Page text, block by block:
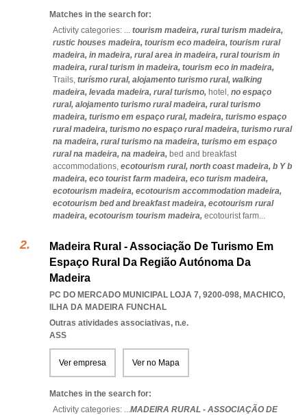
Matches in the search for:
Activity categories: ... tourism madeira, rural turism madeira,
rustic houses madeira, tourism eco madeira, tourism rural
madeira, in madeira, rural area in madeira, rural tourism in
madeira, rural turism in madeira, tourism eco in madeira,
Trails, turísmo rural, alojamento turismo rural, walking
madeira, levada madeira, rural turismo, hotel, no espaço
rural, alojamento turismo rural madeira, rural turismo
madeira, turismo em espaço rural, madeira, turismo espaço
rural madeira, turismo no espaço rural madeira, turismo rural
na madeira, rural turismo na madeira, turismo em espaço
rural na madeira, na madeira, bed and breakfast
accommodations, ecotourism rural, north coast madeira, b Y b
madeira, eco tourist farm madeira, eco turism madeira,
ecotourism madeira, ecotourism accommodation madeira,
ecotourism bed and breakfast madeira, ecotourism rural
madeira, ecotourism tourism madeira, ecotourist farm...
Madeira Rural - Associação De Turismo Em
Espaço Rural Da Região Autónoma Da
Madeira
PC DO MERCADO MUNICIPAL LOJA 7, 9200-098, MACHICO,
ILHA DA MADEIRA FUNCHAL
Outras atividades associativas, n.e.
ASS
Ver empresa Ver no Mapa
Matches in the search for:
Activity categories: ...MADEIRA RURAL - ASSOCIAÇÃO DE